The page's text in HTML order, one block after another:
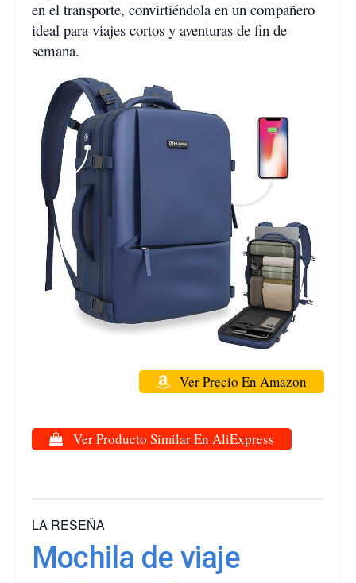
en el transporte, convirtiéndola en un compañero
ideal para viajes cortos y aventuras de fin de
semana.
Ver Precio En Amazon
Ver Producto Similar En AliExpress
LA RESEÑA
Mochila de viaje